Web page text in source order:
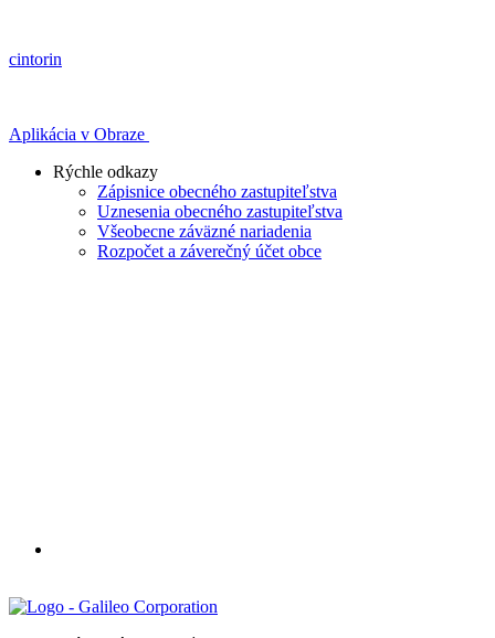
cintorin
Aplikácia v Obraze
Rýchle odkazy
Zápisnice obecného zastupiteľstva
Uznesenia obecného zastupiteľstva
Všeobecne záväzné nariadenia
Rozpočet a záverečný účet obce